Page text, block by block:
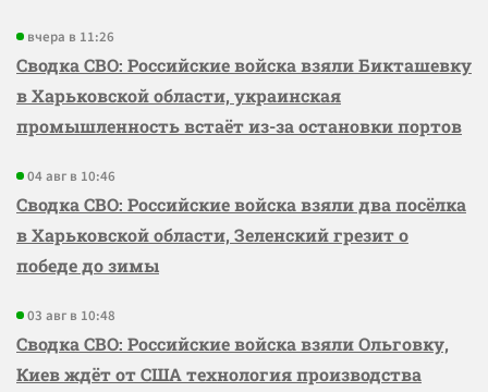
вчера в 11:26
Сводка СВО: Российские войска взяли Бикташевку
в Харьковской области, украинская
промышленность встаёт из-за остановки портов
04 авг в 10:46
Сводка СВО: Российские войска взяли два посёлка
в Харьковской области, Зеленский грезит о
победе до зимы
03 авг в 10:48
Сводка СВО: Российские войска взяли Ольговку,
Киев ждёт от США технология производства